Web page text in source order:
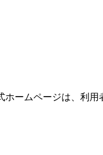
ームページは、利